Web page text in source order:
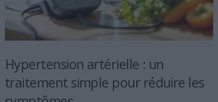
Hypertension artérielle : un
traitement simple pour réduire les